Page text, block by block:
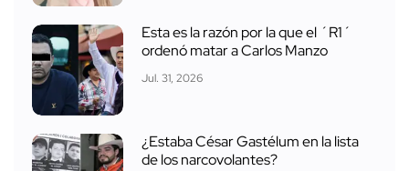
Esta es la razón por la que el ´R1´
ordenó matar a Carlos Manzo
Jul. 31, 2026
¿Estaba César Gastélum en la lista
de los narcovolantes?